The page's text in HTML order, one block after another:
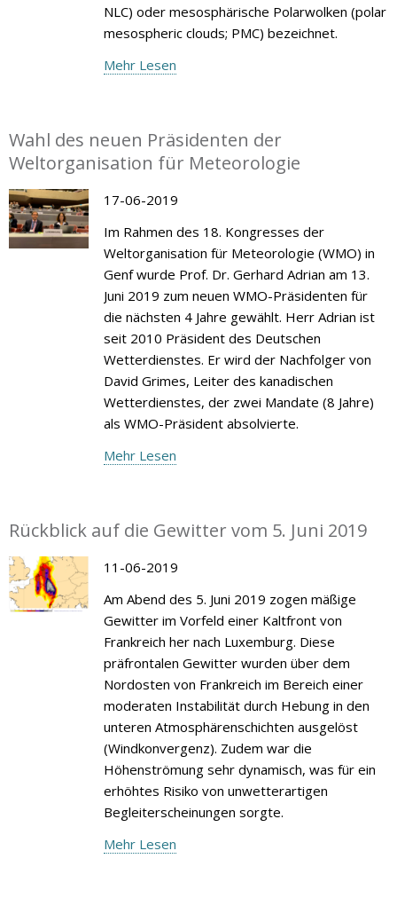
NLC) oder mesosphärische Polarwolken (polar
mesospheric clouds; PMC) bezeichnet.
Mehr Lesen
Wahl des neuen Präsidenten der
Weltorganisation für Meteorologie
17-06-2019
Im Rahmen des 18. Kongresses der
Weltorganisation für Meteorologie (WMO) in
Genf wurde Prof. Dr. Gerhard Adrian am 13.
Juni 2019 zum neuen WMO-Präsidenten für
die nächsten 4 Jahre gewählt. Herr Adrian ist
seit 2010 Präsident des Deutschen
Wetterdienstes. Er wird der Nachfolger von
David Grimes, Leiter des kanadischen
Wetterdienstes, der zwei Mandate (8 Jahre)
als WMO-Präsident absolvierte.
Mehr Lesen
Rückblick auf die Gewitter vom 5. Juni 2019
11-06-2019
Am Abend des 5. Juni 2019 zogen mäßige
Gewitter im Vorfeld einer Kaltfront von
Frankreich her nach Luxemburg. Diese
präfrontalen Gewitter wurden über dem
Nordosten von Frankreich im Bereich einer
moderaten Instabilität durch Hebung in den
unteren Atmosphärenschichten ausgelöst
(Windkonvergenz). Zudem war die
Höhenströmung sehr dynamisch, was für ein
erhöhtes Risiko von unwetterartigen
Begleiterscheinungen sorgte.
Mehr Lesen